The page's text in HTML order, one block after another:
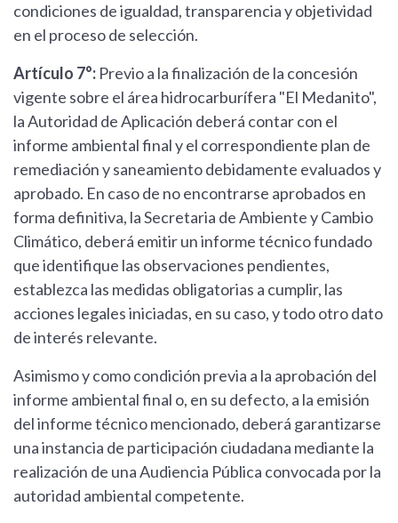
condiciones de igualdad, transparencia y objetividad
en el proceso de selección.
Artículo 7°: Previo a la finalización de la concesión
vigente sobre el área hidrocarburífera "El Medanito",
la Autoridad de Aplicación deberá contar con el
informe ambiental final y el correspondiente plan de
remediación y saneamiento debidamente evaluados y
aprobado. En caso de no encontrarse aprobados en
forma definitiva, la Secretaria de Ambiente y Cambio
Climático, deberá emitir un informe técnico fundado
que identifique las observaciones pendientes,
establezca las medidas obligatorias a cumplir, las
acciones legales iniciadas, en su caso, y todo otro dato
de interés relevante.
Asimismo y como condición previa a la aprobación del
informe ambiental final o, en su defecto, a la emisión
del informe técnico mencionado, deberá garantizarse
una instancia de participación ciudadana mediante la
realización de una Audiencia Pública convocada por la
autoridad ambiental competente.